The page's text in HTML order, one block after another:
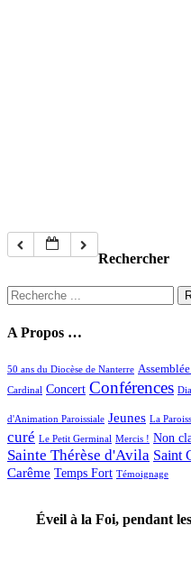
Rechercher
Rechercher :
A Propos …
50 ans du Diocèse de Nanterre
Cardinal Concert Conférences
d'Animation Paroissiale Jeunes La
curé Le Petit Germinal Mercis ! Non
Sainte Thérèse d'Avila Saint
Carême Temps Fort Témoignage
Éveil à la Foi, pendant